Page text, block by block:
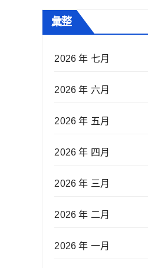
彙整
2026 年 七月
2026 年 六月
2026 年 五月
2026 年 四月
2026 年 三月
2026 年 二月
2026 年 一月